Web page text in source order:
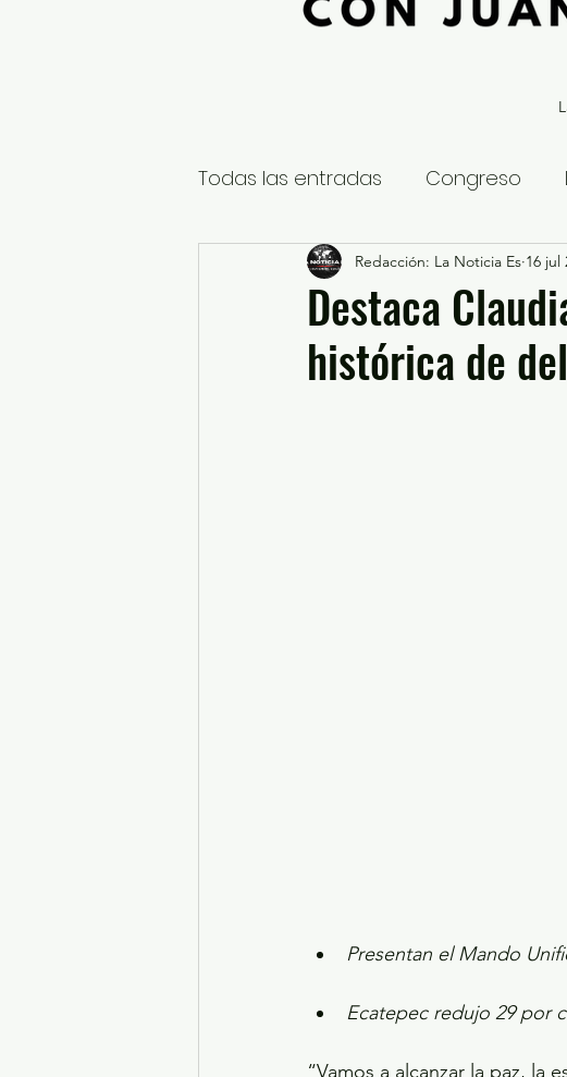
Todas las entradas Congreso
Nacional Estatal
Educación y Cultura
Destaca
histórica de
Redacción: La Noticia Es 16 jul
Presentan el Mando
Ecatepec redujo 29 por
“Vamos a alcanzar la paz, la